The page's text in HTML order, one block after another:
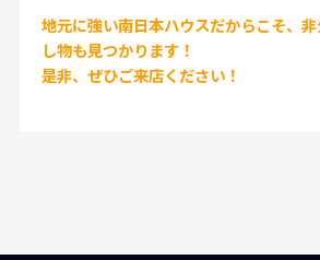
地元に強い南日本ハウスだからこそ、
し物も見つかります！
是非、ぜひご来店ください！